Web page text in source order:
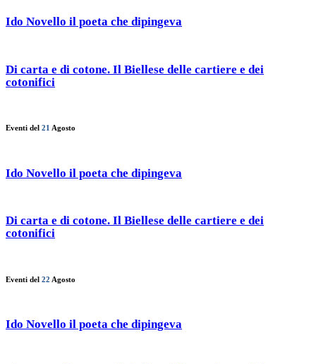
Ido Novello il poeta che dipingeva
Di carta e di cotone. Il Biellese delle cartiere e dei
cotonifici
Eventi del 21 Agosto
Ido Novello il poeta che dipingeva
Di carta e di cotone. Il Biellese delle cartiere e dei
cotonifici
Eventi del 22 Agosto
Ido Novello il poeta che dipingeva